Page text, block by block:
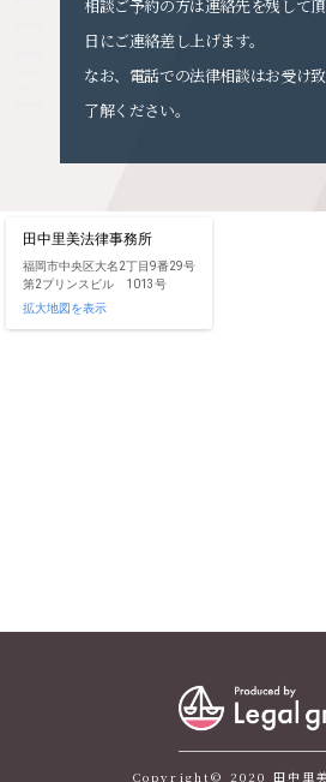
相談ご予約の方は連絡先を残して
日にご連絡差し上げます。
なお、電話での法律相談はお受け
了解ください。
田中里美法律事務所
福岡市中央区大名2丁目9番29号
第2プリンスビル 1013号
拡大地図を表示
Copyright© 2020 田中里美